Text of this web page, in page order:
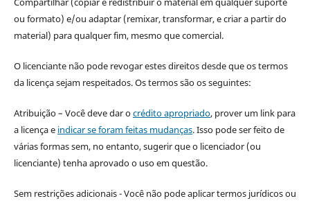
ou formato) e/ou adaptar (remixar, transformar, e criar a partir do
material) para qualquer fim, mesmo que comercial.
O licenciante não pode revogar estes direitos desde que os termos
da licença sejam respeitados. Os termos são os seguintes:
Atribuição – Você deve dar ocrédito apropriado, prover um link para
a licença e indicar se foram feitas mudanças. Isso pode ser feito de
várias formas sem, no entanto, sugerir que o licenciador (ou
licenciante) tenha aprovado o uso em questão.
Sem restrições adicionais - Você não pode aplicar termos jurídicos ou